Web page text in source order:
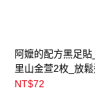
付款後門市自取
每筆NT$100，滿
阿嬤的配方黑足貼
里山金萱2枚_放
NT$72